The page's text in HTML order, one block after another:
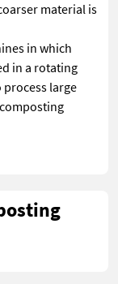
material is
in which
in a rotating
process large